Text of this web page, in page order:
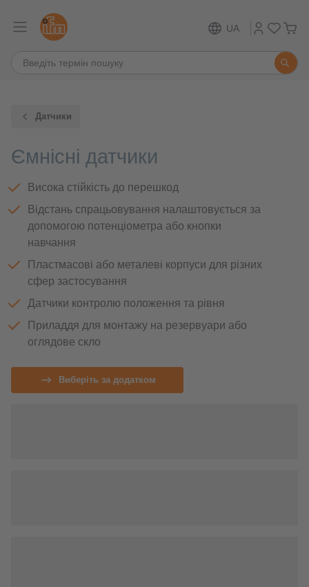
UA
Датчики
Ємнісні датчики
Висока стійкість до перешкод
Відстань спрацьовування налаштовується за
допомогою потенціометра або кнопки
навчання
Пластмасові або металеві корпуси для різних
сфер застосування
Датчики контролю положення та рівня
Приладдя для монтажу на резервуари або
оглядове скло
Виберіть за додатком